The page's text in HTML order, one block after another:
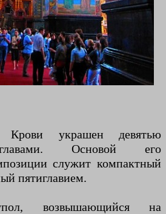
украшен девятью
Основой его
служит компактный
пятиглавием.
возвышающийся на